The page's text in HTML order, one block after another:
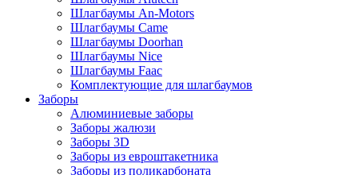
Шлагбаумы An-Motors
Шлагбаумы Came
Шлагбаумы Doorhan
Шлагбаумы Nice
Шлагбаумы Faac
Комплектующие для шлагбаумов
Заборы
Алюминиевые заборы
Заборы жалюзи
Заборы 3D
Заборы из евроштакетника
Заборы из поликарбоната